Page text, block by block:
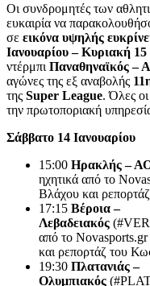
Οι συνδρομητές των
ευκαιρία να
σε εικόνα υψηλής
Ιανουαρίου – Κυριακή 15
ντέρμπι Παναθηναϊκός –
αγώνες της εξ αναβολής
της Super League. Όλες
την πρωτοποριακή
Σάββατο 14 Ιανουαρίου
15:00 Ηρακλής –
ηχητικά από το
Βλάχου και
17:15 Βέροια –
Λεβαδειακός
από το
και ρεπορτάζ του
19:30 Πλατανιάς –
Ολυμπιακός